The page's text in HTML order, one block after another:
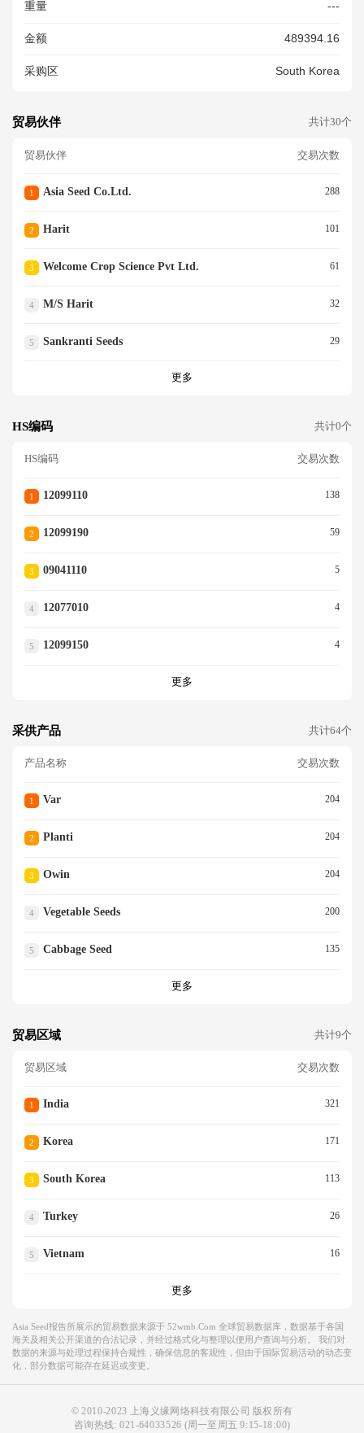
重量 ---
金额 489394.16
采购区 South Korea
贸易伙伴 共计30个
贸易伙伴 交易次数
1 Asia Seed Co.ltd. 288
2 Harit 101
3 Welcome Crop Science Pvt Ltd. 61
4 M/s Harit 32
5 Sankranti Seeds 29
更多
HS编码 共计0个
HS编码 交易次数
1 12099110 138
2 12099190 59
3 09041110 5
4 12077010 4
5 12099150 4
更多
采供产品 共计64个
产品名称 交易次数
1 Var 204
2 Planti 204
3 Owin 204
4 Vegetable Seeds 200
5 Cabbage Seed 135
更多
贸易区域 共计9个
贸易区域 交易次数
1 India 321
2 Korea 171
3 South Korea 113
4 Turkey 26
5 Vietnam 16
更多
Asia Seed报告所展示的贸易数据来源于 52wmb.com 全球贸易数据库，数据基于各国
海关及相关公开渠道的合法记录，并经过格式化与整理以便用户查询与分析。 我们对
数据的来源与处理过程保持合规性，确保信息的客观性，但由于国际贸易活动的动态变
化，部分数据可能存在延迟或变更。
© 2010-2023 上海义缘网络科技有限公司 版权所有
咨询热线:021-64033526 (周一至周五 9:15-18:00)